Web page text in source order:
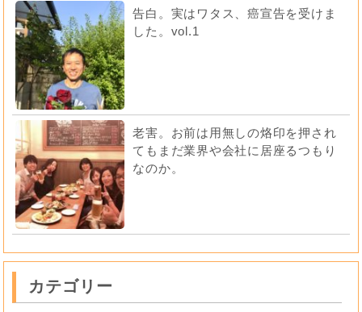
告白。実はワタス、癌宣告を受けま
した。vol.1
老害。お前は用無しの烙印を押され
てもまだ業界や会社に居座るつもり
なのか。
カテゴリー